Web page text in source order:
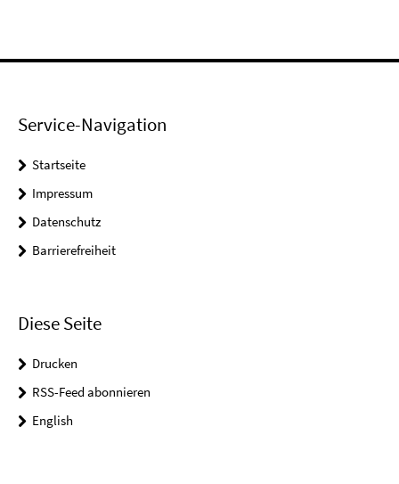
Service-Navigation
Startseite
Impressum
Datenschutz
Barrierefreiheit
Diese Seite
Drucken
RSS-Feed abonnieren
English